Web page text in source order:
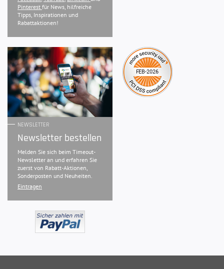
Pinterest für News, hilfreiche
Tipps, Inspirationen und
Rabattaktionen!
NEWSLETTER
Newsletter bestellen
Melden Sie sich beim Timeout-
Newsletter an und erfahren Sie
zuerst von Rabatt-Aktionen,
Sonderposten und Neuheiten.
Eintragen